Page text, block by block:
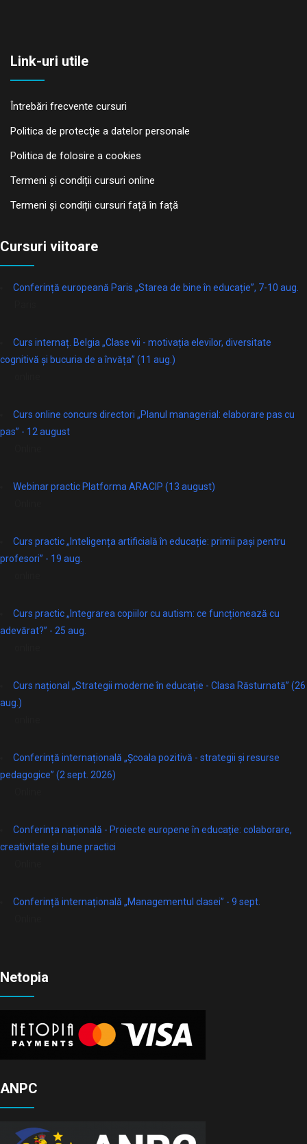
Link-uri utile
Întrebări frecvente cursuri
Politica de protecţie a datelor personale
Politica de folosire a cookies
Termeni și condiții cursuri online
Termeni și condiții cursuri față în față
Cursuri viitoare
Conferință europeană Paris „Starea de bine în educație”, 7-10 aug.
Curs internaț. Belgia „Clase vii - motivația elevilor, diversitate
cognitivă și bucuria de a învăța” (11 aug.)
Curs online concurs directori „Planul managerial: elaborare pas cu
pas” - 12 august
Webinar practic Platforma ARACIP (13 august)
Curs practic „Inteligența artificială în educație: primii pași pentru
profesori” - 19 aug.
Curs practic „Integrarea copiilor cu autism: ce funcționează cu
adevărat?” - 25 aug.
Curs național „Strategii moderne în educație - Clasa Răsturnată” (26
aug.)
Conferință internațională „Școala pozitivă - strategii și resurse
pedagogice” (2 sept. 2026)
Conferința națională - Proiecte europene în educație: colaborare,
creativitate și bune practici
Conferință internațională „Managementul clasei” - 9 sept.
Netopia
ANPC